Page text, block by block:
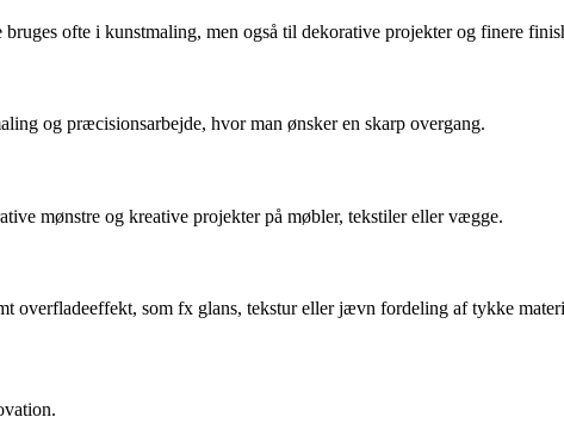
ofte i kunstmaling, men også til dekorative projekter og finere
og præcisionsarbejde, hvor man ønsker en skarp overgang.
mønstre og kreative projekter på møbler, tekstiler eller vægge.
overfladeeffekt, som fx glans, tekstur eller jævn fordeling af tykke